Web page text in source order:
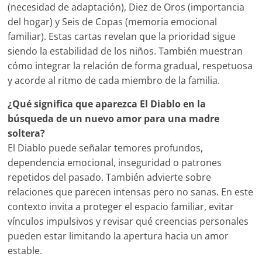
(necesidad de adaptación), Diez de Oros (importancia
del hogar) y Seis de Copas (memoria emocional
familiar). Estas cartas revelan que la prioridad sigue
siendo la estabilidad de los niños. También muestran
cómo integrar la relación de forma gradual, respetuosa
y acorde al ritmo de cada miembro de la familia.
¿Qué significa que aparezca El Diablo en la
búsqueda de un nuevo amor para una madre
soltera?
El Diablo puede señalar temores profundos,
dependencia emocional, inseguridad o patrones
repetidos del pasado. También advierte sobre
relaciones que parecen intensas pero no sanas. En este
contexto invita a proteger el espacio familiar, evitar
vínculos impulsivos y revisar qué creencias personales
pueden estar limitando la apertura hacia un amor
estable.